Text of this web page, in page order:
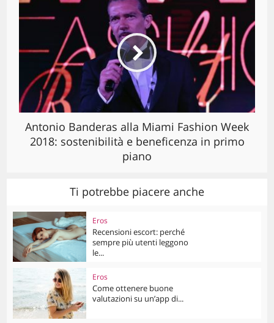
Antonio Banderas alla Miami Fashion Week
2018: sostenibilità e beneficenza in primo
piano
Ti potrebbe piacere anche
Eros
Recensioni escort: perché
sempre più utenti leggono
le...
Eros
Come ottenere buone
valutazioni su un’app di...